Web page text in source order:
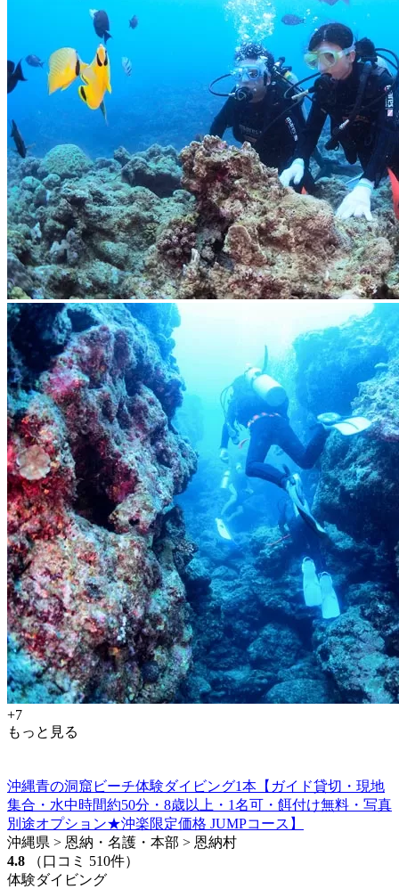
+7
もっと見る
沖縄青の洞窟ビーチ体験ダイビング1本【ガイド貸切・現地
集合・水中時間約50分・8歳以上・1名可・餌付け無料・写真
別途オプション★沖楽限定価格 JUMPコース】
沖縄県 > 恩納・名護・本部 > 恩納村
4.8
（口コミ 510件）
体験ダイビング